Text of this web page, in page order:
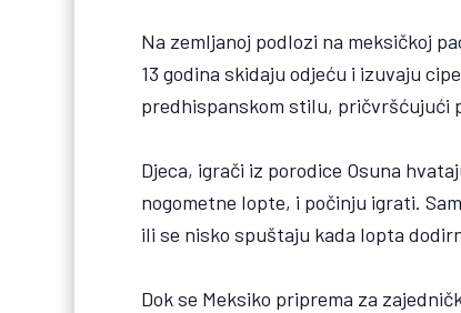
Na zemljanoj podlozi na meksičkoj
13 godina skidaju odjeću i izuvaju
predhispanskom stilu, pričvršćujući
Djeca, igrači iz porodice Osuna
nogometne lopte, i počinju igrati.
ili se nisko spuštaju kada lopta
Dok se Meksiko priprema za